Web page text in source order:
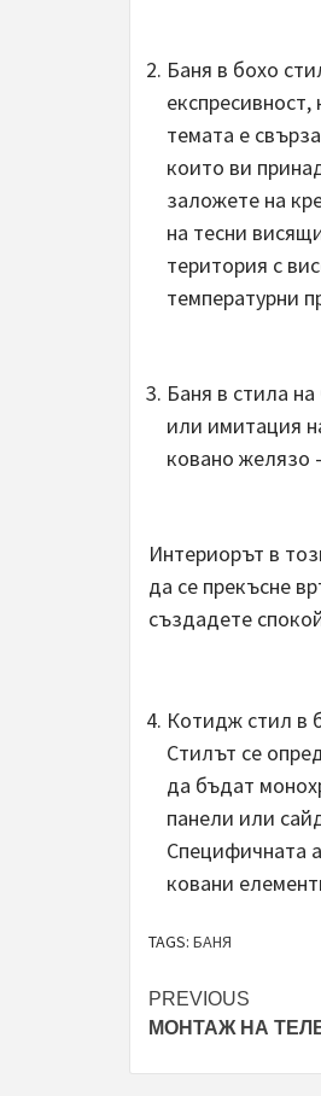
Баня в бохо
темата е
които ви
заложете на
на тесни
територия с
температурни
Баня в стила
или имитация
ковано желязо
Интериорът в
да се прекъсне
създадете
Котидж стил в
Стилът се
да бъдат
панели или
Специфичната
ковани
TAGS: БАНЯ
Post
PREVIOUS
МОНТАЖ НА